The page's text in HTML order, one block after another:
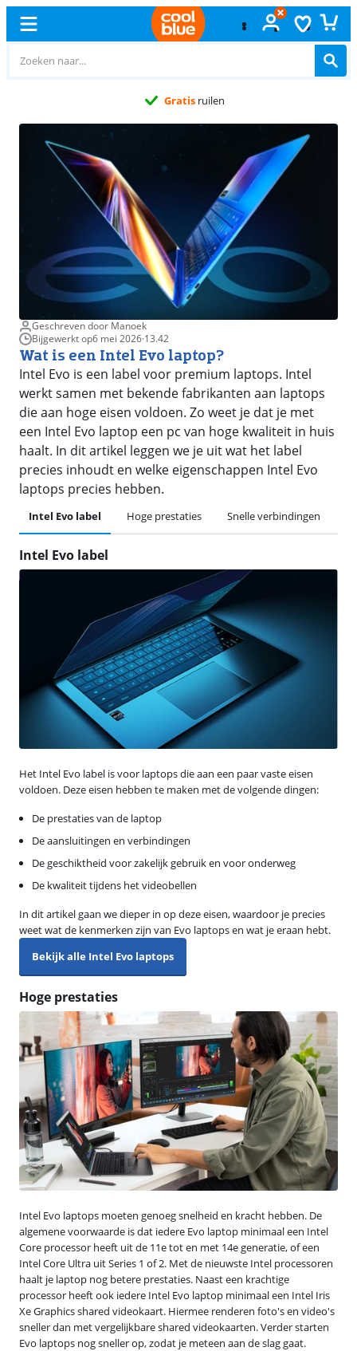
Gratis ruilen
Geschreven door Manoek
Bijgewerkt op6 mei 2026·13.42
Wat is een Intel Evo laptop?
Intel Evo is een label voor premium laptops. Intel
werkt samen met bekende fabrikanten aan laptops
die aan hoge eisen voldoen. Zo weet je dat je met
een Intel Evo laptop een pc van hoge kwaliteit in huis
haalt. In dit artikel leggen we je uit wat het label
precies inhoudt en welke eigenschappen Intel Evo
laptops precies hebben.
Intel Evo label Hoge prestaties Snelle verbindingen
Intel Evo label
Het Intel Evo label is voor laptops die aan een paar vaste eisen
voldoen. Deze eisen hebben te maken met de volgende dingen:
De prestaties van de laptop
De aansluitingen en verbindingen
De geschiktheid voor zakelijk gebruik en voor onderweg
De kwaliteit tijdens het videobellen
In dit artikel gaan we dieper in op deze eisen, waardoor je precies
weet wat de kenmerken zijn van Evo laptops en wat je eraan hebt.
Bekijk alle Intel Evo laptops
Hoge prestaties
Intel Evo laptops moeten genoeg snelheid en kracht hebben. De
algemene voorwaarde is dat iedere Evo laptop minimaal een Intel
Core processor heeft uit de 11e tot en met 14e generatie, of een
Intel Core Ultra uit Series 1 of 2. Met de nieuwste Intel processoren
haalt je laptop nog betere prestaties. Naast een krachtige
processor heeft ook iedere Intel Evo laptop minimaal een Intel Iris
Xe Graphics shared videokaart. Hiermee renderen foto's en video's
sneller dan met vergelijkbare shared videokaarten. Verder starten
Evo laptops nog sneller op, zodat je meteen aan de slag gaat.